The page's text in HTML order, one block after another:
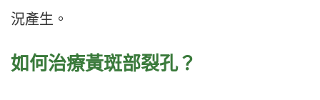
況產生。
如何治療黃斑部裂孔？